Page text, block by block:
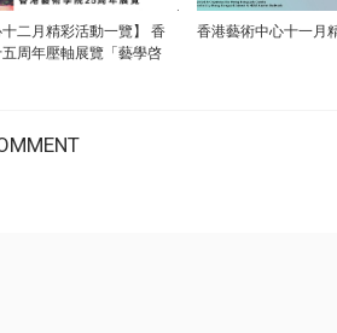
十二月精彩活動一覽】 香
周年壓軸展覽「藝學啓
香港藝術中心十一月